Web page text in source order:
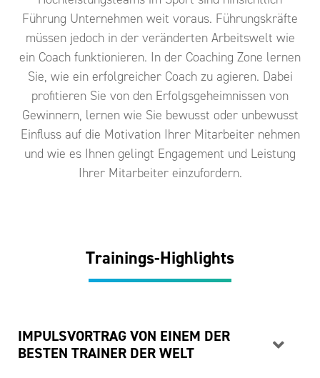
Führung Unternehmen weit voraus. Führungskräfte
müssen jedoch in der veränderten Arbeitswelt wie
ein Coach funktionieren. In der Coaching Zone lernen
Sie, wie ein erfolgreicher Coach zu agieren. Dabei
profitieren Sie von den Erfolgsgeheimnissen von
Gewinnern, lernen wie Sie bewusst oder unbewusst
Einfluss auf die Motivation Ihrer Mitarbeiter nehmen
und wie es Ihnen gelingt Engagement und Leistung
Ihrer Mitarbeiter einzufordern.
Trainings-Highlights
IMPULSVORTRAG VON EINEM DER
BESTEN TRAINER DER WELT